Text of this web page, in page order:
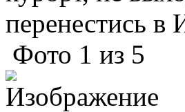
перенестись в
Фото 1 из 5